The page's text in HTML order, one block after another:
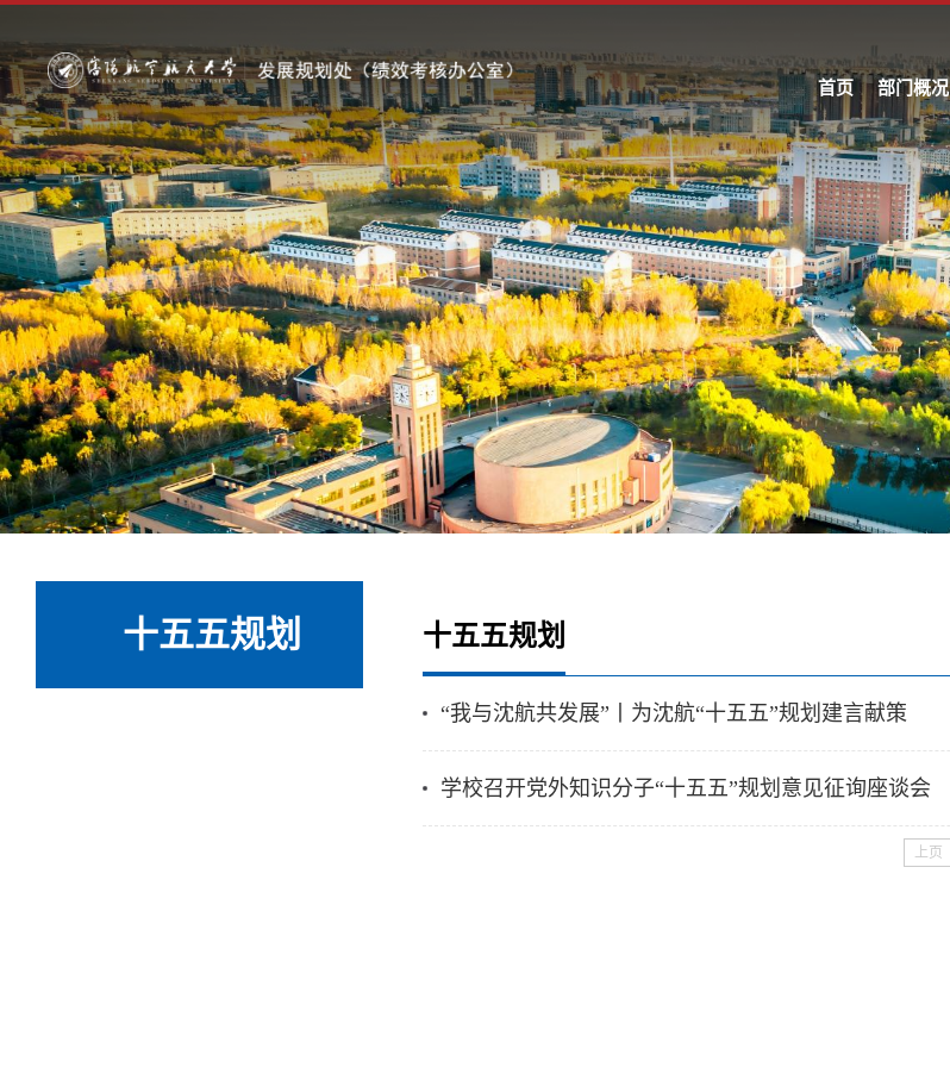
首页 部门概况
十五五规划 十五五规划
“我与沈航共发展”丨为沈航“十五五”规划建言献策
学校召开党外知识分子“十五五”规划意见征询座谈会
上页